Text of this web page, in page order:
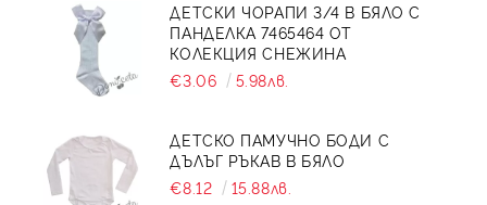
ДЕТСКИ ЧОРАПИ 3/4 В БЯЛО С
ПАНДЕЛКА 7465464 ОТ
КОЛЕКЦИЯ СНЕЖИНА
€3.06
5.98лв.
ДЕТСКО ПАМУЧНО БОДИ С
ДЪЛЪГ РЪКАВ В БЯЛО
€8.12
15.88лв.